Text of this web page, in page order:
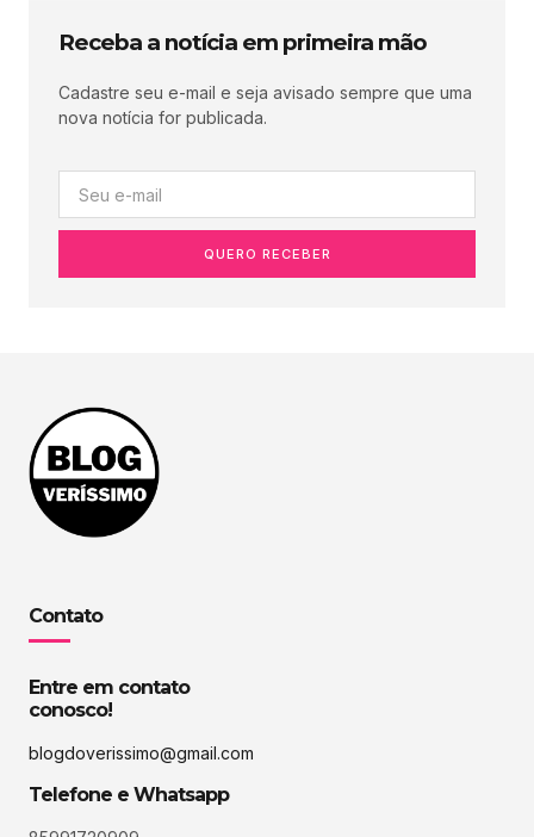
Receba a notícia em primeira mão
Cadastre seu e-mail e seja avisado sempre que uma
nova notícia for publicada.
QUERO RECEBER
Contato
Entre em contato
conosco!
blogdoverissimo@gmail.com
Telefone e Whatsapp